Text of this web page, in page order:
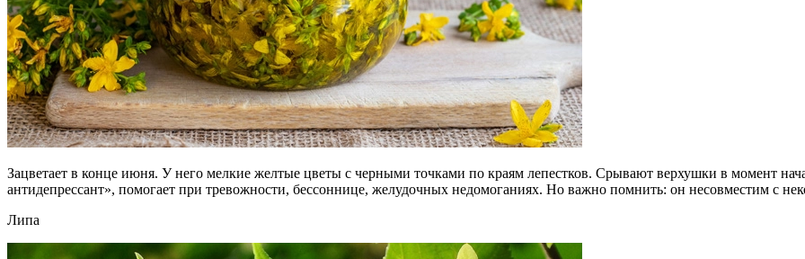
Зацветает в конце июня. У него мелкие желтые цветы с черными точками по краям лепестков. Срывают верхушки в момент
антидепрессант», помогает при тревожности, бессоннице, желудочных недомоганиях. Но важно помнить: он несовместим с
Липа